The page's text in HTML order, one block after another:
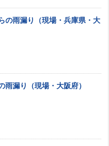
の雨漏り（現場・兵庫県・大
雨漏り（現場・大阪府）